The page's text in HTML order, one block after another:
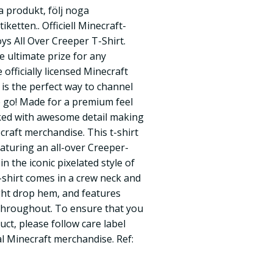
produkt, följ noga
Officiell Minecraft-
All Over Creeper T-Shirt.
ultimate prize for any
licensed Minecraft
the perfect way to channel
Made for a premium feel
with awesome detail making
merchandise. This t-shirt
an all-over Creeper-
the iconic pixelated style of
comes in a crew neck and
drop hem, and features
To ensure that you
please follow care label
merchandise. Ref: